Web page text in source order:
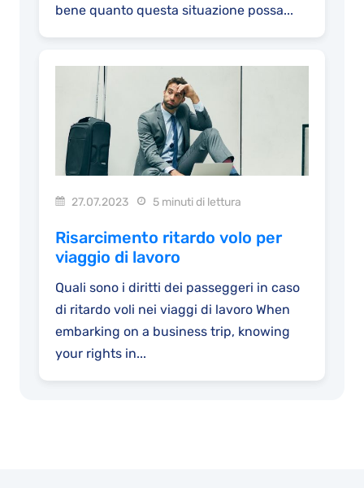
bene quanto questa situazione possa...
27.07.2023 5 minuti di lettura
Risarcimento ritardo volo per
viaggio di lavoro
Quali sono i diritti dei passeggeri in caso
di ritardo voli nei viaggi di lavoro When
embarking on a business trip, knowing
your rights in...